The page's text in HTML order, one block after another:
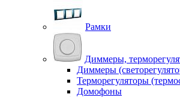
Рамки
Диммеры,
Диммеры
Терморегуляторы
Домофоны